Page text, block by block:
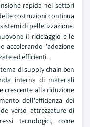
rapida nei settori
costruzioni continua
di pelletizzazione.
il riciclaggio e le
accelerando l'adozione
ed efficienti.
di supply chain ben
interna di materiali
crescente alla riduzione
dell'efficienza dei
verso attrezzature di
tecnologici, come